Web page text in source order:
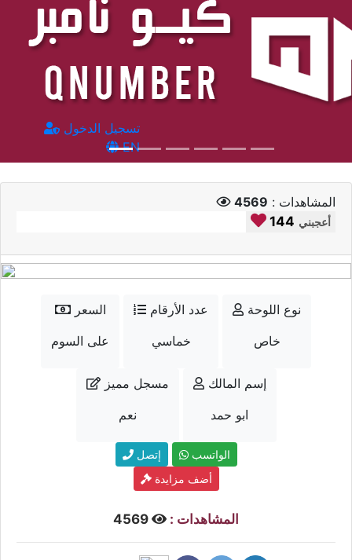
تسجيل الدخول
EN
المشاهدات : 4569
144 أعجبني
السعر
على السوم
عدد الأرقام
خماسي
نوع اللوحة
خاص
مسجل مميز
نعم
إسم المالك
ابو حمد
إتصل
الواتسب
أضف مزايدة
المشاهدات :